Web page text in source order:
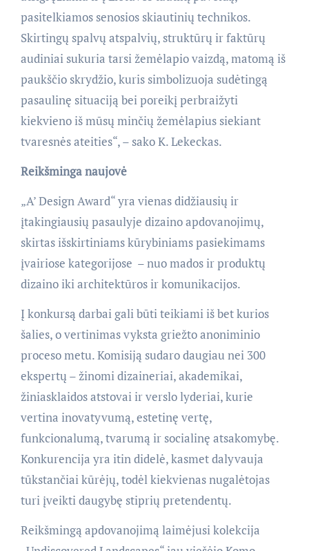
pasitelkiamos senosios skiautinių technikos.
Skirtingų spalvų atspalvių, struktūrų ir faktūrų
audiniai sukuria tarsi žemėlapio vaizdą, matomą iš
paukščio skrydžio, kuris simbolizuoja sudėtingą
pasaulinę situaciją bei poreikį perbraižyti
kiekvieno iš mūsų minčių žemėlapius siekiant
tvaresnės ateities“, – sako K. Lekeckas.
Reikšminga naujovė
„A’ Design Award“ yra vienas didžiausių ir
įtakingiausių pasaulyje dizaino apdovanojimų,
skirtas išskirtiniams kūrybiniams pasiekimams
įvairiose kategorijose – nuo mados ir produktų
dizaino iki architektūros ir komunikacijos.
Į konkursą darbai gali būti teikiami iš bet kurios
šalies, o vertinimas vyksta griežto anoniminio
proceso metu. Komisiją sudaro daugiau nei 300
ekspertų – žinomi dizaineriai, akademikai,
žiniasklaidos atstovai ir verslo lyderiai, kurie
vertina inovatyvumą, estetinę vertę,
funkcionalumą, tvarumą ir socialinę atsakomybę.
Konkurencija yra itin didelė, kasmet dalyvauja
tūkstančiai kūrėjų, todėl kiekvienas nugalėtojas
turi įveikti daugybę stiprių pretendentų.
Reikšmingą apdovanojimą laimėjusi kolekcija